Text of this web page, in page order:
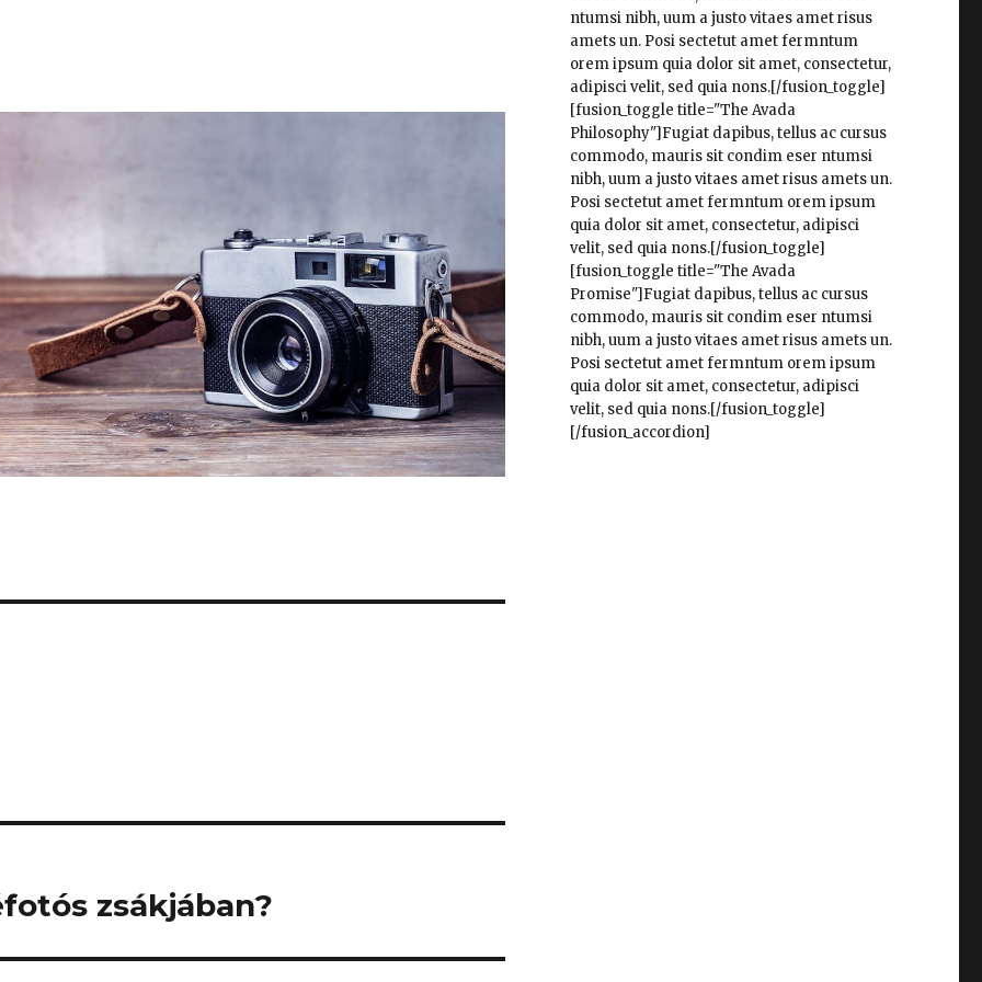
zsákjában?
ntumsi nibh, uum a justo vitaes amet risus
amets un. Posi sectetut amet fermntum
orem ipsum quia dolor sit amet, consectetur,
adipisci velit, sed quia nons.[/fusion_toggle]
[fusion_toggle title="The Avada
Philosophy"]Fugiat dapibus, tellus ac cursus
commodo, mauris sit condim eser ntumsi
nibh, uum a justo vitaes amet risus amets un.
Posi sectetut amet fermntum orem ipsum
quia dolor sit amet, consectetur, adipisci
velit, sed quia nons.[/fusion_toggle]
[fusion_toggle title="The Avada
Promise"]Fugiat dapibus, tellus ac cursus
commodo, mauris sit condim eser ntumsi
nibh, uum a justo vitaes amet risus amets un.
Posi sectetut amet fermntum orem ipsum
quia dolor sit amet, consectetur, adipisci
velit, sed quia nons.[/fusion_toggle]
[/fusion_accordion]